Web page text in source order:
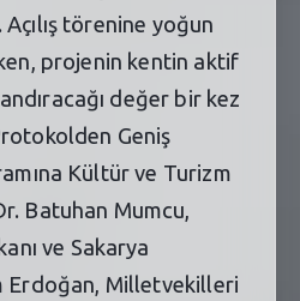
törenine yoğun
projenin kentin aktif
değer bir kez
Geniş
Kültür ve Turizm
Batuhan Mumcu,
ve Sakarya
Erdoğan, Milletvekilleri